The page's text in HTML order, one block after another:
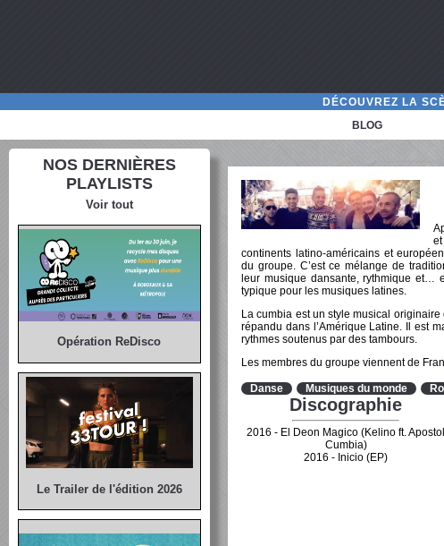
DÉCOUVREZ LA
BLOG
NOS DERNIÈRES
PLAYLISTS
Voir tout
Opération ReDisco
Le Trailer de l'édition 2026
continents latino-américains et
du groupe. C’est ce mélange de
leur musique dansante, rythmique et…
typique pour les musiques latines.
La cumbia est un style musical
répandu dans l’Amérique Latine. Il est
rythmes soutenus par des tambours.
Les membres du groupe viennent de
Danse Musiques du monde
Discographie
2016 - El Deon Magico (Kelino ft. Apostol
Cumbia)
2016 - Inicio (EP)